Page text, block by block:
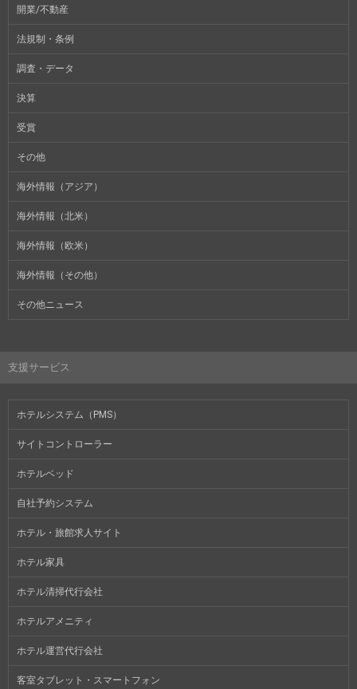
開業/不動産
法規制・条例
調査・データ
決算
受賞
その他
海外情報（アジア）
海外情報（北米）
海外情報（欧米）
海外情報（その他）
その他ニュース
支援サービス
ホテルシステム（PMS）
サイトコントローラー
ホテルベッド
自社予約システム
ホテル・旅館求人サイト
ホテル家具
ホテル清掃代行会社
ホテルアメニティ
ホテル運営代行会社
客室タブレット・スマートフォン